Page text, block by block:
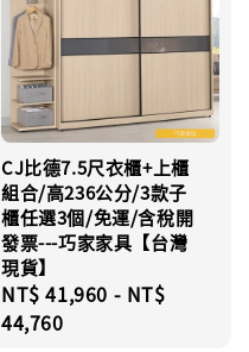
CJ比德7.5尺衣櫃+上櫃
組合/高236公分/3款子
櫃任選3個/免運/含稅開
發票---巧家家具【台灣
現貨】
Regular
price
NT$ 41,960 - NT$
44,760